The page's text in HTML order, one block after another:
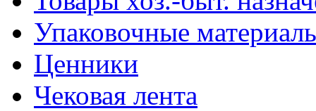
Упаковочные
Ценники
Чековая лента